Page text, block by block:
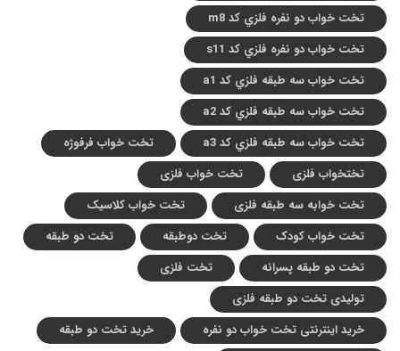
تخت خواب دو نفره فلزي کد m8
تخت خواب دو نفره فلزي کد s11
تخت خواب سه طبقه فلزي کد a1
تخت خواب سه طبقه فلزي کد a2
تخت خواب سه طبقه فلزي کد a3
تخت خواب فرفوژه
تختخواب فلزی
تخت خواب فلزی
تخت خوابه سه طبقه فلزی
تخت خواب کلاسیک
تخت خواب کودک
تخت دوطبقه
تخت دو طبقه
تخت دو طبقه پسرانه
تخت فلزی
تولیدی تخت دو طبقه فلزی
خرید اینترنتی تخت خواب دو نفره
خرید تخت دو طبقه